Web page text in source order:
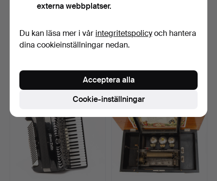
ORGANETT. C48 Phönix,
Tyskland, 1900-tal.
190 USD
GITARR. Höfner, "Model
463", orkestermodel…
422 USD
externa webbplatser.
Du kan läsa mer i vår integritetspolicyoch hantera
dina cookieinställningar nedan.
Cookie-inställningar
Acceptera alla